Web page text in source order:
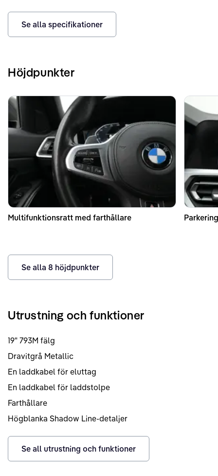
Se alla specifikationer
Höjdpunkter
Multifunktionsratt med farthållare
Se alla 8 höjdpunkter
Utrustning och funktioner
19" 793M fälg
Dravitgrå Metallic
En laddkabel för eluttag
En laddkabel för laddstolpe
Farthållare
Högblanka Shadow Line-detaljer
Se all utrustning och funktioner